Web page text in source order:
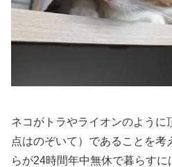
ネコがトラやライオンのように
点はのぞいて）であることを考
らが24時間年中無休で暮らす